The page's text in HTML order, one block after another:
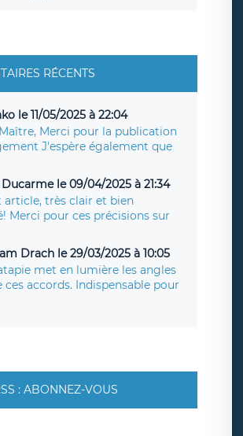
RÉCENTS
le 11/05/2025 à 22:04
Merci pour la publication
J'espère également que
Ducarme le 09/04/2025 à 21:34
article, très clair et bien
Merci pour ces précisions sur
Drach le 29/03/2025 à 10:05
met en lumière les angles
ces accords. Indispensable pour
: ABONNEZ-VOUS